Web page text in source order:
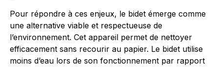
Pour répondre à ces enjeux, le bidet émerge comme
une alternative viable et respectueuse de
l’environnement. Cet appareil permet de nettoyer
efficacement sans recourir au papier. Le bidet utilise
moins d’eau lors de son fonctionnement par rapport